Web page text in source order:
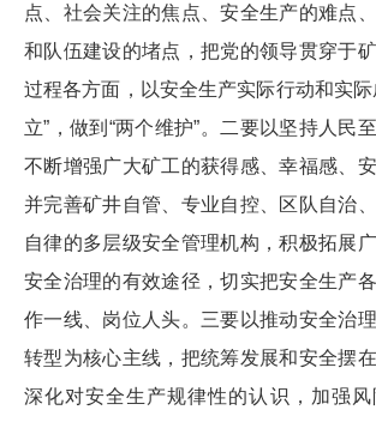
点、社会关注的焦点、安全生产的难点
和队伍建设的堵点，把党的领导贯穿于
过程各方面，以安全生产实际行动和实际
立”，做到“两个维护”。二要以坚持人民
不断增强广大矿工的获得感、幸福感、
并完善矿井自管、专业自控、区队自治
自律的多层级安全管理机构，积极拓展
安全治理的有效途径，切实把安全生产
作一线、岗位人头。三要以推动安全治
转型为核心主线，把统筹发展和安全摆
深化对安全生产规律性的认识，加强